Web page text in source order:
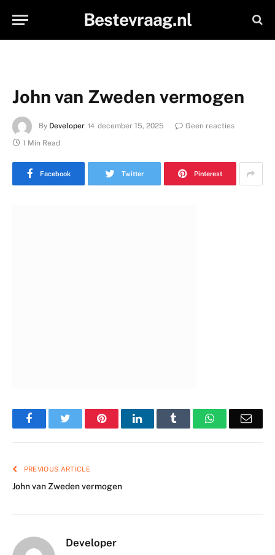
Bestevraag.nl
John van Zweden vermogen
By Developer december 15, 2025
Geen reacties
1 Min Read
Facebook Twitter Pinterest
FacebookTwitter PinterestLinkedIn Tumblr WhatsApp
PREVIOUS ARTICLE
John van Zweden vermogen
Developer